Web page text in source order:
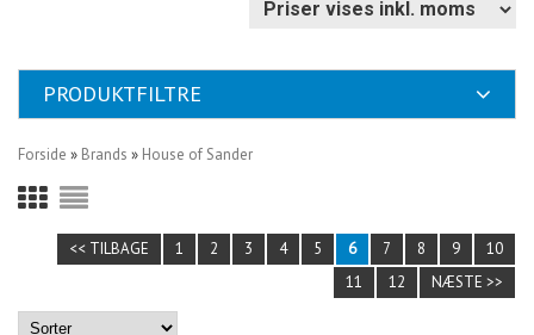
PRODUKTFILTRE
Forside » Brands » House of Sander
<< TILBAGE 1 2 3 4 5 6 7 8 9
10
11
12 NÆSTE >>